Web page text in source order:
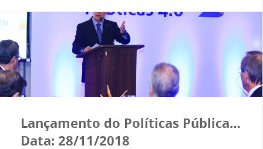
Lançamento do Políticas Públicas 4.0
Data: 28/11/2018